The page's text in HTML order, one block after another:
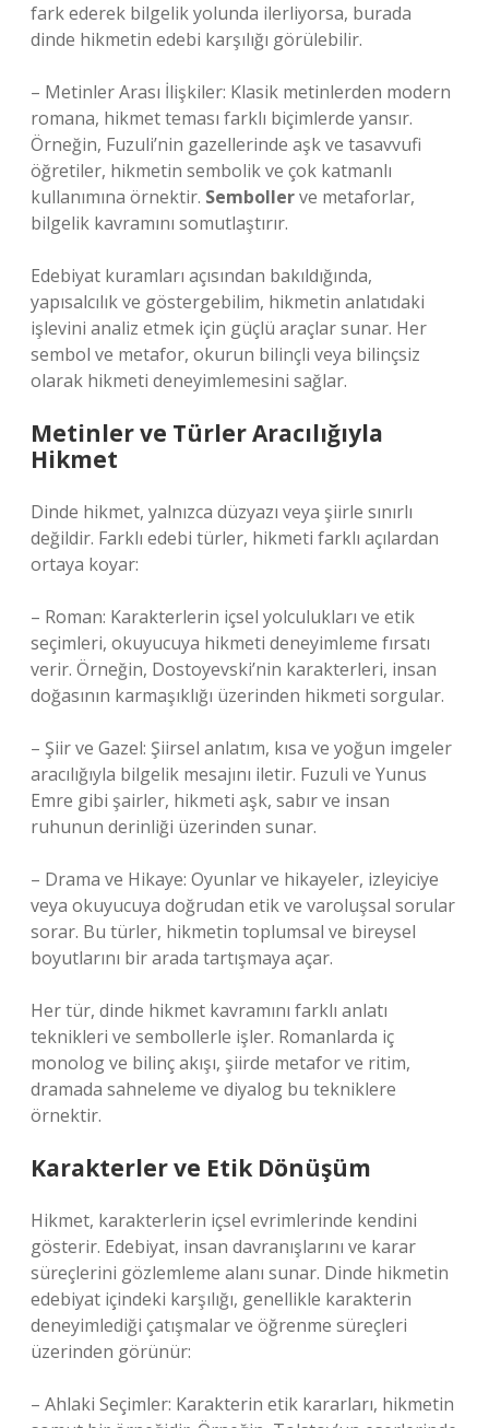
fark ederek bilgelik yolunda ilerliyorsa, burada
dinde hikmetin edebi karşılığı görülebilir.
– Metinler Arası İlişkiler: Klasik metinlerden modern
romana, hikmet teması farklı biçimlerde yansır.
Örneğin, Fuzuli’nin gazellerinde aşk ve tasavvufi
öğretiler, hikmetin sembolik ve çok katmanlı
kullanımına örnektir. Sembollerve metaforlar,
bilgelik kavramını somutlaştırır.
Edebiyat kuramları açısından bakıldığında,
yapısalcılık ve göstergebilim, hikmetin anlatıdaki
işlevini analiz etmek için güçlü araçlar sunar. Her
sembol ve metafor, okurun bilinçli veya bilinçsiz
olarak hikmeti deneyimlemesini sağlar.
Metinler ve Türler Aracılığıyla
Hikmet
Dinde hikmet, yalnızca düzyazı veya şiirle sınırlı
değildir. Farklı edebi türler, hikmeti farklı açılardan
ortaya koyar:
– Roman: Karakterlerin içsel yolculukları ve etik
seçimleri, okuyucuya hikmeti deneyimleme fırsatı
verir. Örneğin, Dostoyevski’nin karakterleri, insan
doğasının karmaşıklığı üzerinden hikmeti sorgular.
– Şiir ve Gazel: Şiirsel anlatım, kısa ve yoğun imgeler
aracılığıyla bilgelik mesajını iletir. Fuzuli ve Yunus
Emre gibi şairler, hikmeti aşk, sabır ve insan
ruhunun derinliği üzerinden sunar.
– Drama ve Hikaye: Oyunlar ve hikayeler, izleyiciye
veya okuyucuya doğrudan etik ve varoluşsal sorular
sorar. Bu türler, hikmetin toplumsal ve bireysel
boyutlarını bir arada tartışmaya açar.
Her tür, dinde hikmet kavramını farklı anlatı
teknikleri ve sembollerle işler. Romanlarda iç
monolog ve bilinç akışı, şiirde metafor ve ritim,
dramada sahneleme ve diyalog bu tekniklere
örnektir.
Karakterler ve Etik Dönüşüm
Hikmet, karakterlerin içsel evrimlerinde kendini
gösterir. Edebiyat, insan davranışlarını ve karar
süreçlerini gözlemleme alanı sunar. Dinde hikmetin
edebiyat içindeki karşılığı, genellikle karakterin
deneyimlediği çatışmalar ve öğrenme süreçleri
üzerinden görünür:
– Ahlaki Seçimler: Karakterin etik kararları, hikmetin